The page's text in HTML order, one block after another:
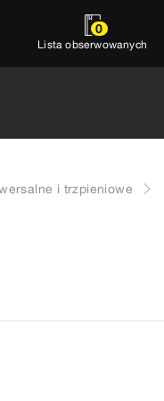
0
Lista obserwowanych
i trzpieniowe